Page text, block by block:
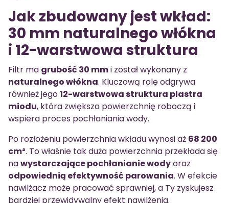
Jak zbudowany jest wkład:
30 mm naturalnego włókna
i 12-warstwowa struktura
Filtr ma grubość 30 mmi został wykonany z
naturalnego włókna. Kluczową rolę odgrywa
również jego12-warstwowa struktura plastra
miodu, która zwiększa powierzchnię roboczą i
wspiera proces pochłaniania wody.
Po rozłożeniu powierzchnia wkładu wynosi aż 68 200
cm². To właśnie tak duża powierzchnia przekłada się
nawystarczające pochłanianie wodyoraz
odpowiednią efektywność parowania. W efekcie
nawilżacz może pracować sprawniej, a Ty zyskujesz
bardziej przewidywalny efekt nawilżenia.